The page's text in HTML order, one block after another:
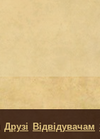
Друзі Відвідувачам